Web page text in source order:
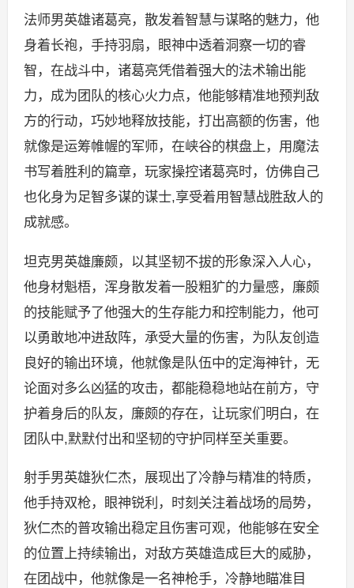
法师男英雄诸葛亮，散发着智慧与谋略的魅力，他
身着长袍，手持羽扇，眼神中透着洞察一切的睿
智，在战斗中，诸葛亮凭借着强大的法术输出能
力，成为团队的核心火力点，他能够精准地预判敌
方的行动，巧妙地释放技能，打出高额的伤害，他
就像是运筹帷幄的军师，在峡谷的棋盘上，用魔法
书写着胜利的篇章，玩家操控诸葛亮时，仿佛自己
也化身为足智多谋的谋士,享受着用智慧战胜敌人的
成就感。
坦克男英雄廉颇，以其坚韧不拔的形象深入人心，
他身材魁梧，浑身散发着一股粗犷的力量感，廉颇
的技能赋予了他强大的生存能力和控制能力，他可
以勇敢地冲进敌阵，承受大量的伤害，为队友创造
良好的输出环境，他就像是队伍中的定海神针，无
论面对多么凶猛的攻击，都能稳稳地站在前方，守
护着身后的队友，廉颇的存在，让玩家们明白，在
团队中,默默付出和坚韧的守护同样至关重要。
射手男英雄狄仁杰，展现出了冷静与精准的特质，
他手持双枪，眼神锐利，时刻关注着战场的局势，
狄仁杰的普攻输出稳定且伤害可观，他能够在安全
的位置上持续输出，对敌方英雄造成巨大的威胁，
在团战中，他就像是一名神枪手，冷静地瞄准目